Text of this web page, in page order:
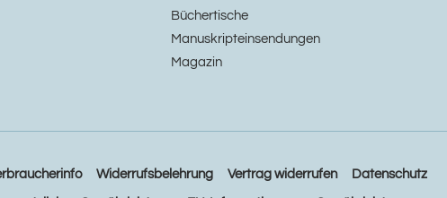
Büchertische
Manuskripteinsendungen
Magazin
Widerrufsbelehrung Vertrag widerrufen Datenschutz